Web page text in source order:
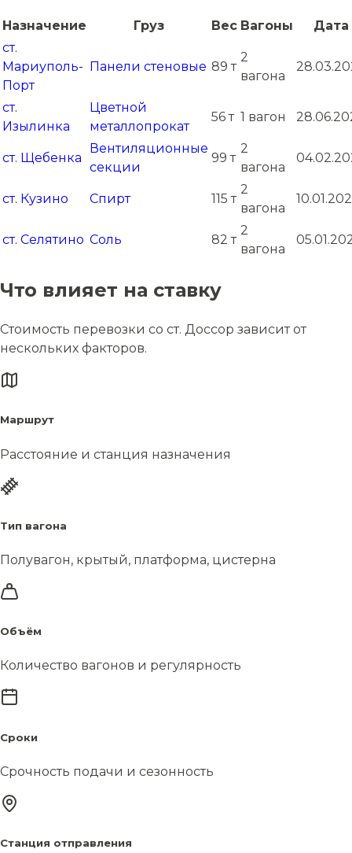
Назначение Груз Вес Вагоны
Дата
ст.
Мариуполь-
Порт
Панели стеновые 89 т
2
вагона
ст.
Изылинка
Цветной
металлопрокат
56 т 1 вагон
ст. Щебенка
Вентиляционные
секции
99 т
2
вагона
ст. Кузино Спирт 115 т
2
вагона
ст. Селятино Соль 82 т
2
вагона
Что влияет на ставку
Стоимость перевозки со ст. Доссор зависит от
нескольких факторов.
Маршрут
Расстояние и станция назначения
Тип вагона
Полувагон, крытый, платформа, цистерна
Объём
Количество вагонов и регулярность
Сроки
Срочность подачи и сезонность
Станция отправления